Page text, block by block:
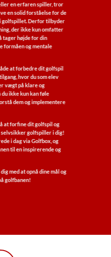
en erfaren spiller, tror
en solid forståelse for de
golfspillet. Derfor tilbyder
der ikke kun omfatter
tager højde for din
formåen og mentale
at forbedre dit golfspil
hvor du som elev
vægt på klare og
ikke kun kan føle
dem og implementere
at forfine dit golfspil og
golfspiller i dig!
i dag via Golfbox, og
til en inspirerende og
med at opnå dine mål og
golfbanen!